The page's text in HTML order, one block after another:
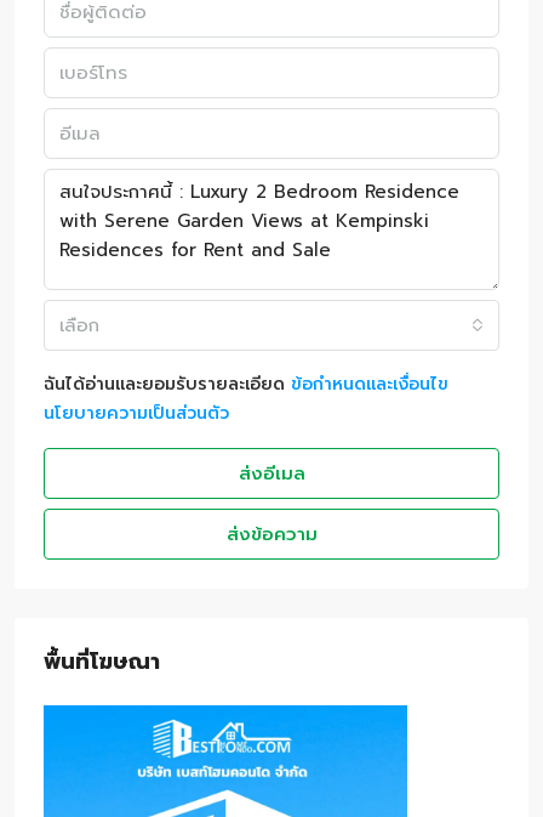
เลือก
ฉันได้อ่านและยอมรับรายละเอียด ข้อกำหนดและเงื่อนไข
นโยบายความเป็นส่วนตัว
ส่งอีเมล
ส่งข้อความ
พื้นที่โฆษณา